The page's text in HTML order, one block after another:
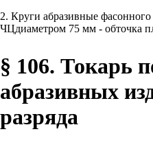
2. Круги абразивные
ЧЦдиаметром 75 мм - обточка
§ 106. Токарь
абразивных
разряда